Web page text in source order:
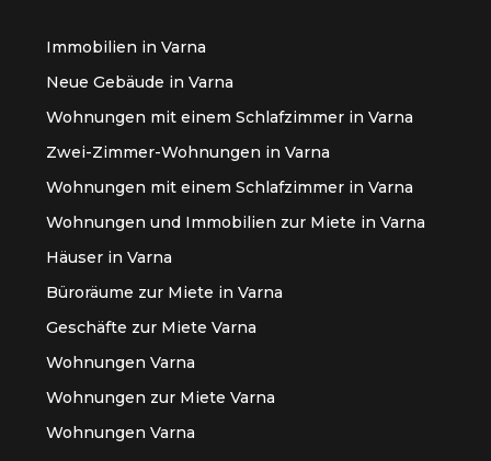
Immobilien in Varna
Neue Gebäude in Varna
Wohnungen mit einem Schlafzimmer in Varna
Zwei-Zimmer-Wohnungen in Varna
Wohnungen mit einem Schlafzimmer in Varna
Wohnungen und Immobilien zur Miete in Varna
Häuser in Varna
Büroräume zur Miete in Varna
Geschäfte zur Miete Varna
Wohnungen Varna
Wohnungen zur Miete Varna
Wohnungen Varna